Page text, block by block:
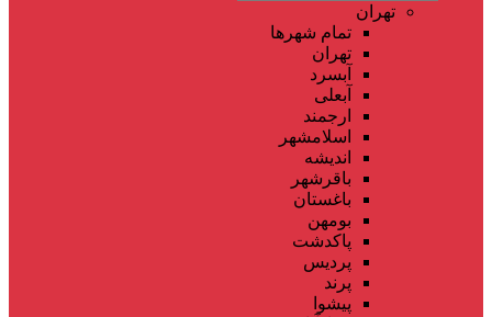
تهران
تمام شهر‌ها
تهران
آبسرد
آبعلی
ارجمند
اسلامشهر
اندیشه
باقرشهر
باغستان
بومهن
پاکدشت
پردیس
پرند
پیشوا